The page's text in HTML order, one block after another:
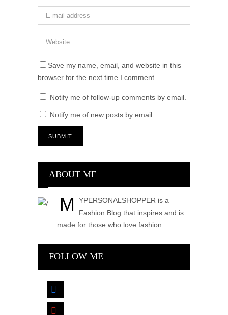
Save my name, email, and website in this
browser for the next time I comment.
Notify me of follow-up comments by email.
Notify me of new posts by email.
ABOUT ME
M
YPERSONALSHOPPER is a
Fashion Blog that inspires and is
made for those who love fashion.
FOLLOW ME
facebook
pinterest